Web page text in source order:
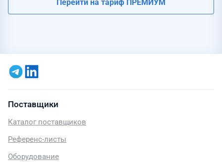
Перейти на тариф ПРЕМИУМ
Поставщики
Каталог поставщиков
Референс-листы
Оборудование